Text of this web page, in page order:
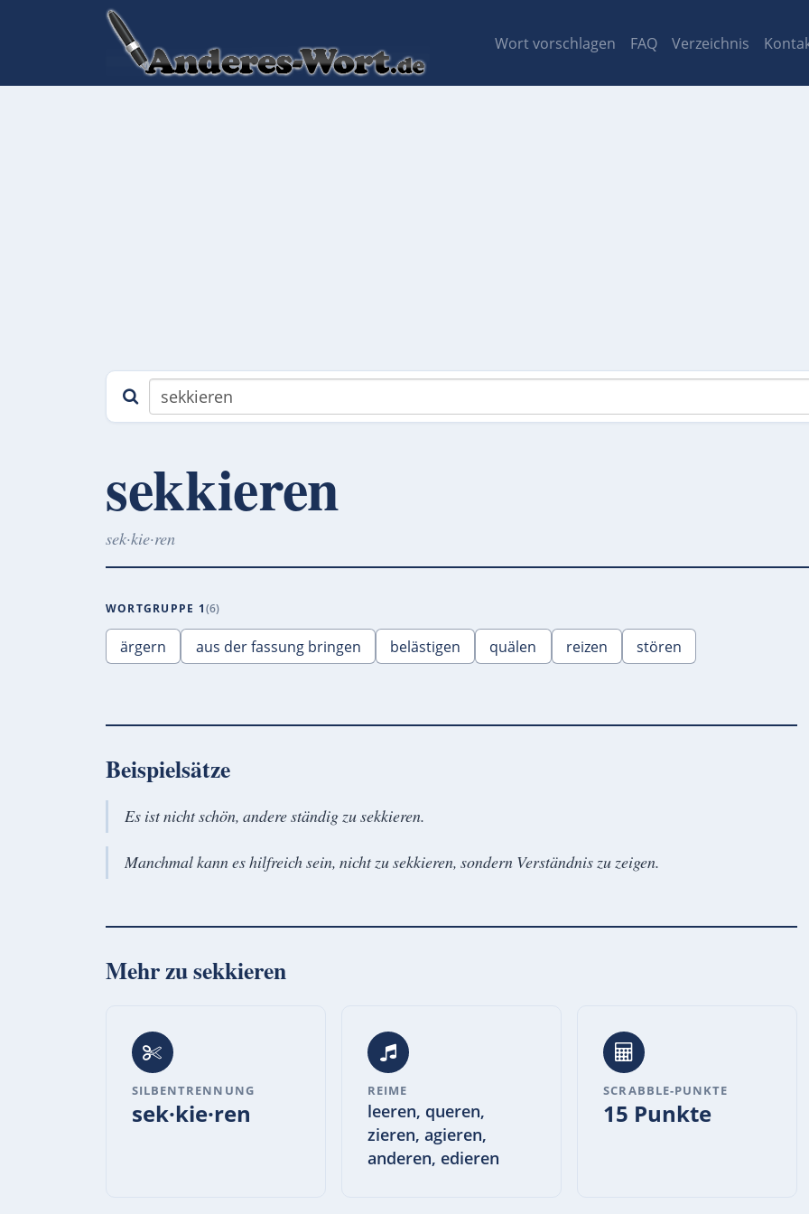
Wort vorschlagen FAQ Verzeichnis
sekkieren
sek·kie·ren
WORTGRUPPE 1 6
ärgern aus der fassung bringen belästigen quälen reizen stören
Beispielsätze
Es ist nicht schön, andere ständig zu sekkieren.
Manchmal kann es hilfreich sein, nicht zu sekkieren, sondern Verständnis zu zeigen.
Mehr zusekkieren
SILBENTRENNUNG
sek·kie·ren
REIME
leeren, queren,
zieren, agieren,
anderen, edieren
SCRABBLE-PUNKTE
15 Punkte